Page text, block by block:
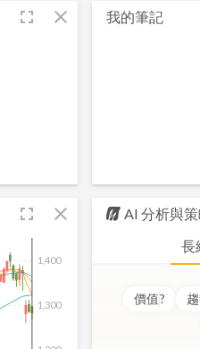
fullscreen close
fullscreen close
1,300
1,400
我的筆記
AI 分析與
長
價值?